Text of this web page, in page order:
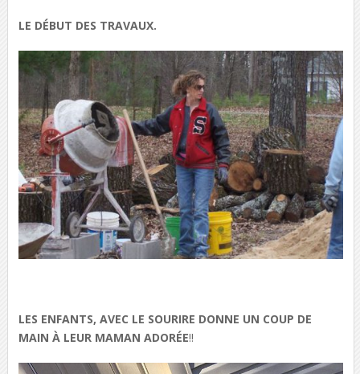
LE DÉBUT DES TRAVAUX.
LES ENFANTS, AVEC LE SOURIRE DONNE UN COUP DE
MAIN À LEUR MAMAN ADORÉE!!